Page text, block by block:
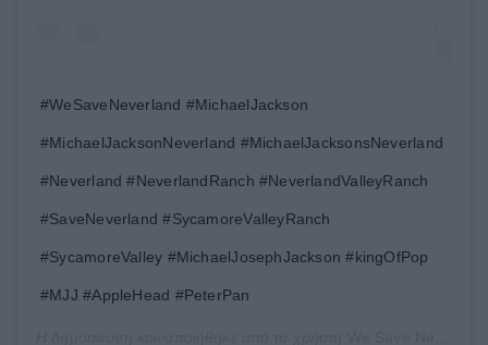
#WeSaveNeverland #MichaelJackson
#MichaelJacksonNeverland #MichaelJacksonsNeverland
#Neverland #NeverlandRanch #NeverlandValleyRanch
#SaveNeverland #SycamoreValleyRanch
#SycamoreValley #MichaelJosephJackson #kingOfPop
#MJJ #AppleHead #PeterPan